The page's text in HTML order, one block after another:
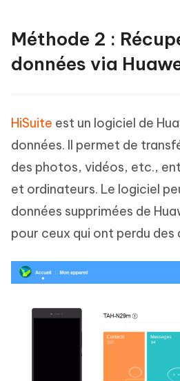
Méthode 2 :
données via
HiSuite est un logiciel de
données. Il permet de
des photos, vidéos, etc.,
et ordinateurs. Le logiciel
données supprimées de
pour ceux qui ont perdu des